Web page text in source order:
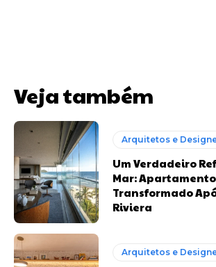
Veja também
Arquitetos e
Um Verdadeiro
Mar: Apartamento
Transformado
Riviera
Arquitetos e